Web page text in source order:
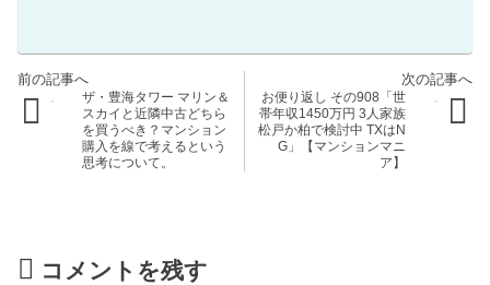
ザ・豊海タワー マリン＆
スカイと近隣中古どちら
を買うべき？マンション
購入を線で考えるという
思考について。
お便り返し その908「世
帯年収1450万円 3人家族
松戸か柏で検討中 TXはN
G」【マンションマニ
ア】
コメントを残す